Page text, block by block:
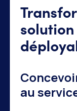
au